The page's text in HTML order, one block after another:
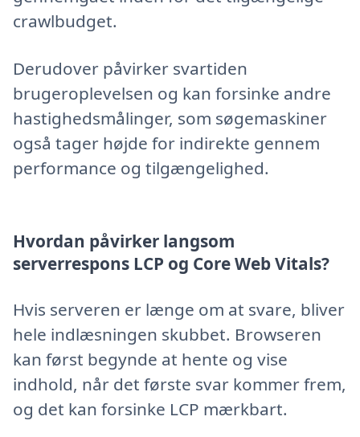
crawlbudget.
Derudover påvirker svartiden
brugeroplevelsen og kan forsinke andre
hastighedsmålinger, som søgemaskiner
også tager højde for indirekte gennem
performance og tilgængelighed.
Hvordan påvirker langsom
serverrespons LCP og Core Web Vitals?
Hvis serveren er længe om at svare, bliver
hele indlæsningen skubbet. Browseren
kan først begynde at hente og vise
indhold, når det første svar kommer frem,
og det kan forsinke LCP mærkbart.